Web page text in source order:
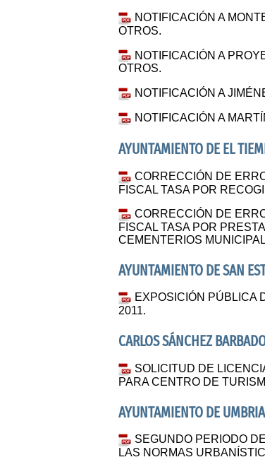
NOTIFICACIÓN A
OTROS.
NOTIFICACIÓN A
OTROS.
NOTIFICACIÓN A
NOTIFICACIÓN A
AYUNTAMIENTO DE EL
CORRECCIÓN DE
FISCAL TASA POR
CORRECCIÓN DE
FISCAL TASA POR
CEMENTERIOS
AYUNTAMIENTO DE SAN
EXPOSICIÓN PÚBLICA
2011.
CARLOS SÁNCHEZ
SOLICITUD DE
PARA CENTRO DE
AYUNTAMIENTO DE
SEGUNDO PERIODO
LAS NORMAS